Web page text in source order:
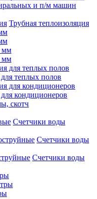
и п/м машин
Трубная теплоизоляция
мм
мм
теплых полов
кондиционеров
скотч
Счетчики воды
Счетчики воды
Счетчики воды